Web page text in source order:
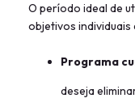
O período ideal de
objetivos individuais
Programa
deseja